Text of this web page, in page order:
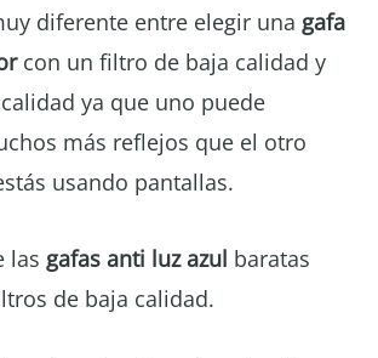
diferente entre elegir una gafa
con un filtro de baja calidad y
ya que uno puede
más reflejos que el otro
usando pantallas.
las gafas anti luz azul baratas
de baja calidad.